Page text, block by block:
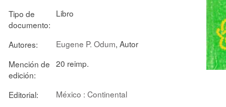
Tipo de
documento:
Libro
Autores: Eugene P. Odum, Autor
Mención de
edición:
20 reimp.
Editorial:
México : Continental